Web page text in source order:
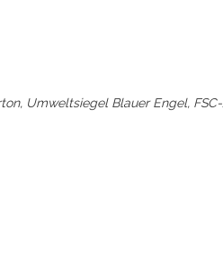
Umweltsiegel Blauer Engel,